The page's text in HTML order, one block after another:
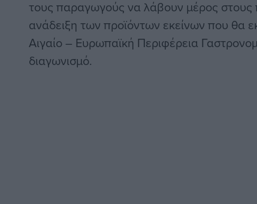
τους παραγωγούς να λάβουν μέρος στους
ανάδειξη των προϊόντων εκείνων που θα
Αιγαίο – Ευρωπαϊκή Περιφέρεια
διαγωνισμό.